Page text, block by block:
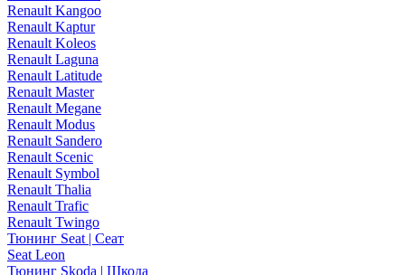
Renault Kangoo
Renault Kaptur
Renault Koleos
Renault Laguna
Renault Latitude
Renault Master
Renault Megane
Renault Modus
Renault Sandero
Renault Scenic
Renault Symbol
Renault Thalia
Renault Trafic
Renault Twingo
Тюнинг Seat | Сеат
Seat Leon
Тюнинг Skoda | Шкода